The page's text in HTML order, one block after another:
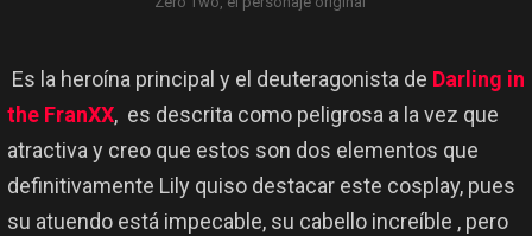
Es la heroína principal y el deuteragonista de Darling in
the FranXX, es descrita como peligrosa a la vez que
atractiva y creo que estos son dos elementos que
definitivamente Lily quiso destacar este cosplay, pues
su atuendo está impecable, su cabello increíble , pero